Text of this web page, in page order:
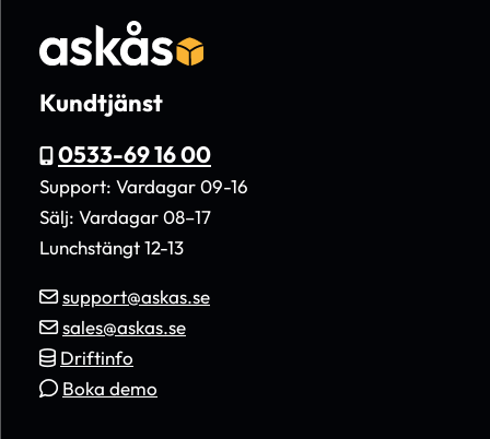
Kundtjänst
0533-69 16 00
Support: Vardagar 09-16
Sälj: Vardagar 08–17
Lunchstängt 12-13
support@askas.se
sales@askas.se
Driftinfo
Boka demo